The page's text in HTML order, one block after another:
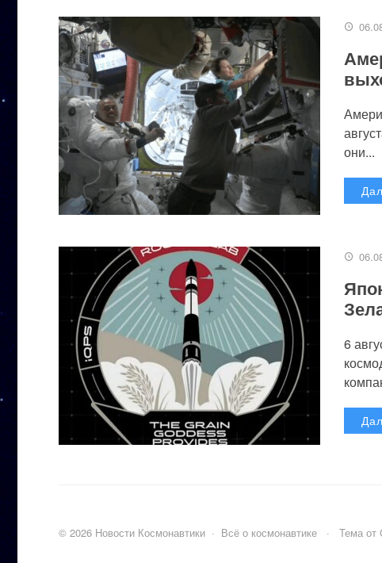
они...
6
© 2026 Новости Космонавтики · Всё о космонавтике · Тема от